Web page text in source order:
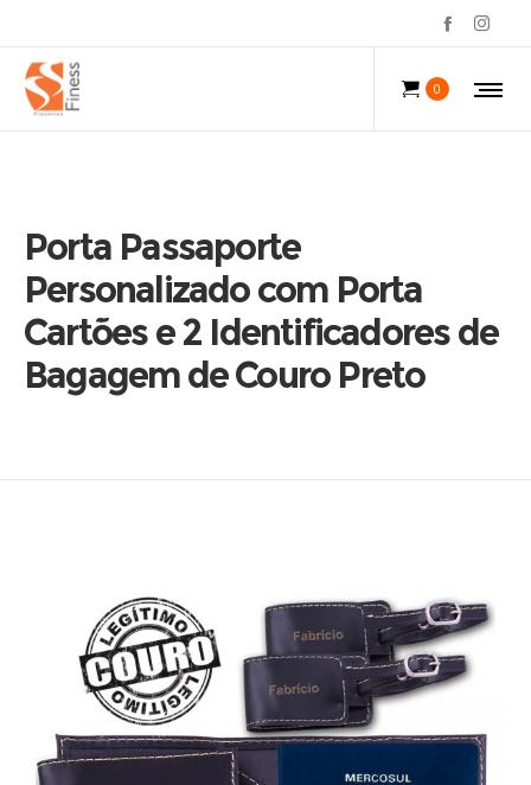
0
Porta Passaporte
Personalizado com Porta
Cartões e 2 Identificadores de
Bagagem de Couro Preto